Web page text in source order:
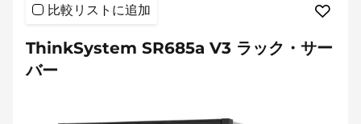
比較リストに追加
ThinkSystem SR685a V3 ラック・サー
バー